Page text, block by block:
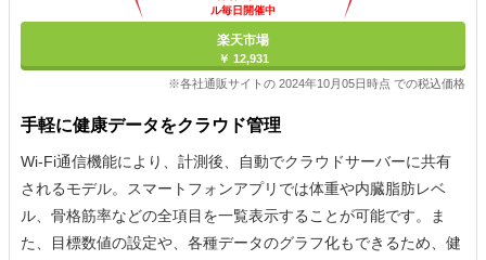
ル毎日開催中
楽天市場
￥ 12,931
※各社通販サイトの 2024年10月05日時点 での税込価格
手軽に健康データをクラウド管理
Wi-Fi通信機能により、計測後、自動でクラウドサーバーに共有
されるモデル。スマートフォンアプリでは体重や内臓脂肪レベ
ル、骨格筋率などの全項目を一覧表示することが可能です。ま
た、目標数値の設定や、各種データのグラフ化もできるため、健